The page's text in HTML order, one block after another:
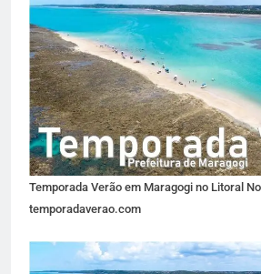
Temporada Verão em Maragogi no Litoral
temporadaverao.com